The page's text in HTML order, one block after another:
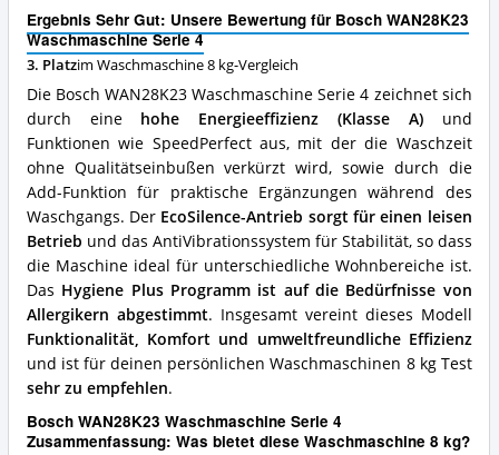
Ergebnis Sehr Gut: Unsere Bewertung für Bosch WAN28K23
Waschmaschine Serie 4
3. Platzim Waschmaschine 8 kg-Vergleich
Die Bosch WAN28K23 Waschmaschine Serie 4 zeichnet sich
durch eine hohe Energieeffizienz (Klasse A)und
Funktionen wie SpeedPerfect aus, mit der die Waschzeit
ohne Qualitätseinbußen verkürzt wird, sowie durch die
Add-Funktion für praktische Ergänzungen während des
Waschgangs. Der EcoSilence-Antrieb sorgt für einen leisen
Betrieb und das AntiVibrationssystem für Stabilität, so dass
die Maschine ideal für unterschiedliche Wohnbereiche ist.
Das Hygiene Plus Programm ist auf die Bedürfnisse von
Allergikern abgestimmt. Insgesamt vereint dieses Modell
Funktionalität, Komfort und umweltfreundliche Effizienz
und ist für deinen persönlichen Waschmaschinen 8 kg Test
sehr zu empfehlen.
Bosch WAN28K23 Waschmaschine Serie 4
Zusammenfassung: Was bietet diese Waschmaschine 8 kg?
4
Vorteile:
Was
spricht
für
diese
Waschmaschine
8
kg?